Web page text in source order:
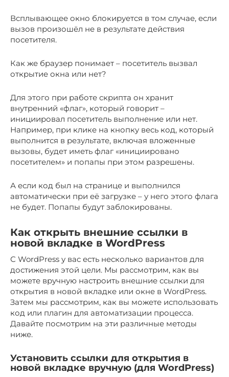
Всплывающее окно блокируется в том случае, если
вызов произошёл не в результате действия
посетителя.
Как же браузер понимает – посетитель вызвал
открытие окна или нет?
Для этого при работе скрипта он хранит
внутренний «флаг», который говорит –
инициировал посетитель выполнение или нет.
Например, при клике на кнопку весь код, который
выполнится в результате, включая вложенные
вызовы, будет иметь флаг «инициировано
посетителем» и попапы при этом разрешены.
А если код был на странице и выполнился
автоматически при её загрузке – у него этого флага
не будет. Попапы будут заблокированы.
Как открыть внешние ссылки в
новой вкладке в WordPress
С WordPress у вас есть несколько вариантов для
достижения этой цели. Мы рассмотрим, как вы
можете вручную настроить внешние ссылки для
открытия в новой вкладке или окне в WordPress.
Затем мы рассмотрим, как вы можете использовать
код или плагин для автоматизации процесса.
Давайте посмотрим на эти различные методы
ниже.
Установить ссылки для открытия в
новой вкладке вручную (для WordPress)